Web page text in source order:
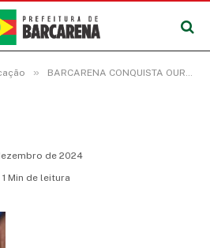
» BARCARENA CONQUISTA OURO NO PRIMEIRO DIA DAS PARALIMPÍADAS ESCOLARES
de 2024
1 Min de leitura